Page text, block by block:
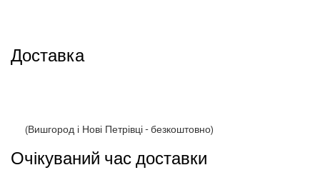
Доставка
(Вишгород і Нові Петрівці - безкоштовно)
Очікуваний час доставки